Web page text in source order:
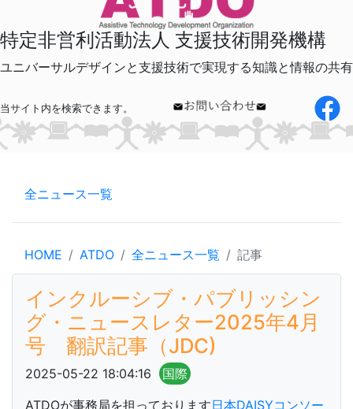
特定非営利活動法人 支援技術開発機構
ユニバーサルデザインと支援技術で実現する知識と情報の共有
当サイト内を検索できます。
全ニュース一覧
HOME ATDO 全ニュース一覧 記事
インクルーシブ・パブリッシン
グ・ニュースレター2025年4月
号 翻訳記事（JDC)
2025-05-22 18:04:16
国際
ATDOが事務局を担っております日本DAISYコンソー